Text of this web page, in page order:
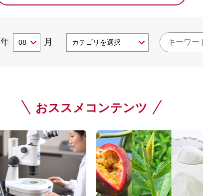
年 月
おススメコンテンツ